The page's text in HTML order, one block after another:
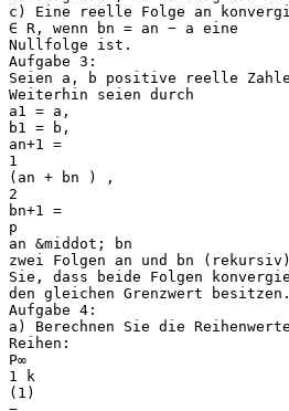
c) Eine reelle Folge an
∈ R, wenn bn = an − a eine
Nullfolge ist.
Aufgabe 3:
Seien a, b positive reelle
Weiterhin seien durch
a1 = a,
b1 = b,
an+1 =
1
(an + bn ) ,
2
bn+1 =
p
an &middot; bn
zwei Folgen an und bn
Sie, dass beide Folgen
den gleichen Grenzwert besitzen.
Aufgabe 4:
a) Berechnen Sie die
Reihen:
P∞
1 k
(1)